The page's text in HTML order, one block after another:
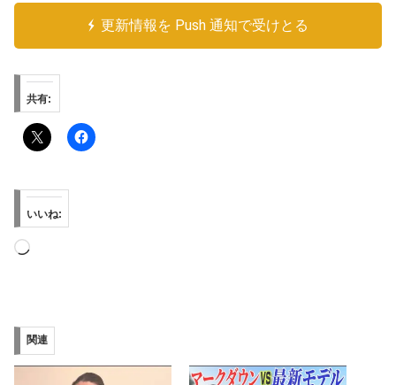
更新情報を Push 通知で受けとる
共有:
いいね:
読
み
中…
関連